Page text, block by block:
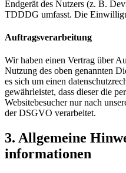
Endgerät des Nutzers (z. B.
TDDDG umfasst. Die
Auftragsverarbeitung
Wir haben einen Vertrag über
Nutzung des oben genannten
es sich um einen
gewährleistet, dass dieser die
Websitebesucher nur nach
der DSGVO verarbeitet.
3. Allgemeine
informationen